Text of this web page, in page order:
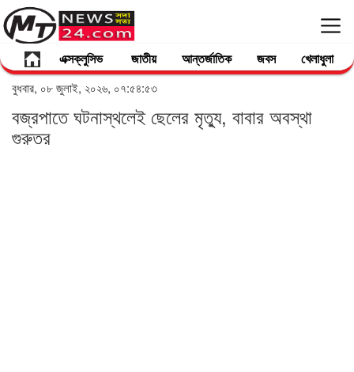
এক্সক্লুসিভ জাতীয় আন্তর্জাতিক জবস খেলাধুলা
বুধবার, ০৮ জুলাই, ২০২৬, ০৭:৫৪:৫৩
বজ্রপাতে ঘটনাস্থলেই ছেলের মৃত্যু, বাবার অবস্থা
গুরুতর